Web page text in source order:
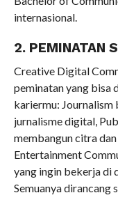
internasional.
2. PEMINATAN
Creative Digital
peminatan yang bisa
kariermu: Journalism
jurnalisme digital,
membangun citra
Entertainment
yang ingin bekerja di
Semuanya dirancang